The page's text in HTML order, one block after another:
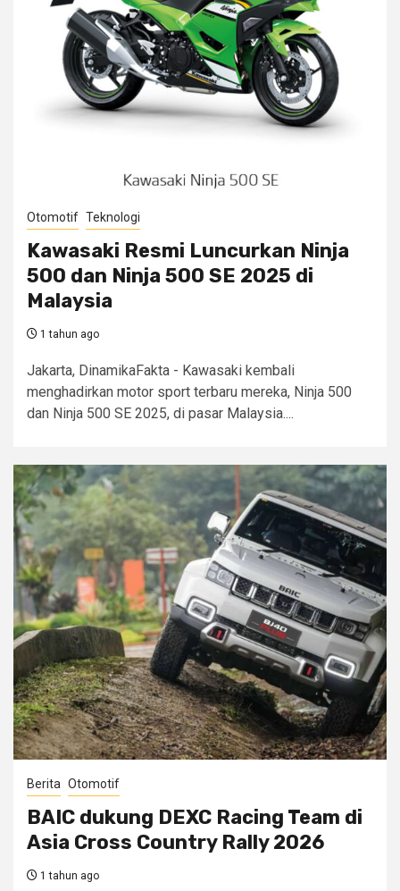
Otomotif Teknologi
Kawasaki Resmi Luncurkan Ninja
500 dan Ninja 500 SE 2025 di
Malaysia
1 tahun ago
Jakarta, DinamikaFakta - Kawasaki kembali
menghadirkan motor sport terbaru mereka, Ninja 500
dan Ninja 500 SE 2025, di pasar Malaysia....
Berita Otomotif
BAIC dukung DEXC Racing Team di
Asia Cross Country Rally 2026
1 tahun ago